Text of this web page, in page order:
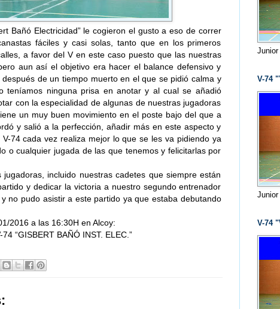
Bañó Electricidad” le cogieron el gusto a eso de correr
fáciles y casi solas, tanto que en los primeros
a favor del V en este caso puesto que las nuestras
aun así el objetivo era hacer el balance defensivo y
de un tiempo muerto en el que se pidió calma y
teníamos ninguna prisa en anotar y al cual se añadió
con la especialidad de algunas de nuestras jugadoras
un muy buen movimiento en el poste bajo del que a
y salió a la perfección, añadir más en este aspecto y
74 cada vez realiza mejor lo que se les va pidiendo ya
o cualquier jugada de las que tenemos y felicitarlas por
incluido nuestras cadetes que siempre están
y dedicar la victoria a nuestro segundo entrenador
no pudo asistir a este partido ya que estaba debutando
2016 a las 16:30H en Alcoy:
“GISBERT BAÑÓ INST. ELEC.”
Junior
V-74
Junior
V-74